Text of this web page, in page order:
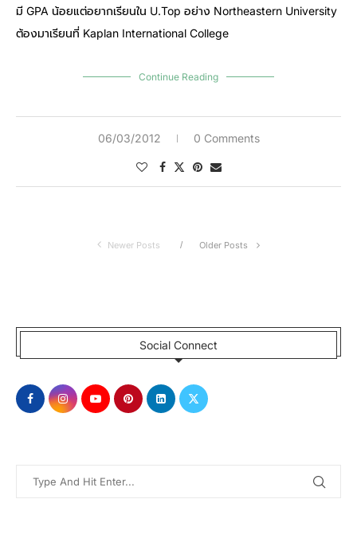
มี GPA น้อยแต่อยากเรียนใน U.Top อย่าง Northeastern University
ต้องมาเรียนที่ Kaplan International College
Continue Reading
06/03/2012 0 Comments
Newer Posts Older Posts
Social Connect